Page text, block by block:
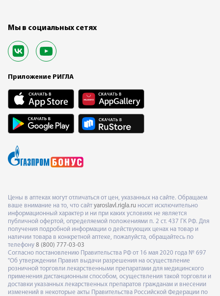
Мы в социальных сетях
Приложение РИГЛА
Цены в аптеках могут отличаться от цен, указанных на сайте. Обращаем
ваше внимание на то, что сайт yaroslavl.rigla.ru носит исключительно
информационный характер и ни при каких условиях не является
публичной офертой, определяемой положениями п. 2 ст. 437 ГК РФ. Для
получения подробной информации о действующих ценах на товар и
наличии товара в конкретной аптеке, пожалуйста, обращайтесь по
телефону 8 (800) 777-03-03
Согласно постановлению Правительства РФ от 16 мая 2020 года № 697
"Об утверждении Правил выдачи разрешения на осуществление
розничной торговли лекарственными препаратами для медицинского
применения дистанционным способом, осуществления такой торговли и
доставки указанных лекарственных препаратов гражданам и внесении
изменений в некоторые акты Правительства Российской Федерации по